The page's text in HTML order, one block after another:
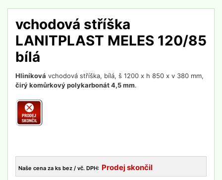
vchodová stříška
LANITPLAST MELES 120/85
bílá
Hliníková vchodová stříška, bílá, š 1200 x h 850 x v 380 mm,
čirý komůrkový polykarbonát 4,5 mm.
Naše cena za ks bez / vč. DPH: Prodej skončil